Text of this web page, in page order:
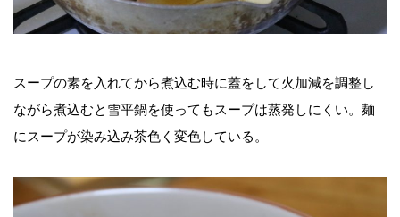
スープの素を入れてから煮込む時に蓋をして火加減を調整し
ながら煮込むと雪平鍋を使ってもスープは蒸発しにくい。麺
にスープが染み込み茶色く変色している。